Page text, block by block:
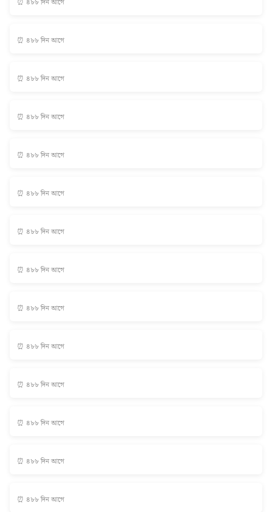
⏰ ৪৮৮ দিন আগে
⏰ ৪৮৮ দিন আগে
⏰ ৪৮৮ দিন আগে
⏰ ৪৮৮ দিন আগে
⏰ ৪৮৮ দিন আগে
⏰ ৪৮৮ দিন আগে
⏰ ৪৮৮ দিন আগে
⏰ ৪৮৮ দিন আগে
⏰ ৪৮৮ দিন আগে
⏰ ৪৮৮ দিন আগে
⏰ ৪৮৮ দিন আগে
⏰ ৪৮৮ দিন আগে
⏰ ৪৮৮ দিন আগে